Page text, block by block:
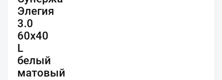
Элегия
3.0
60х40
L
белый
матовый